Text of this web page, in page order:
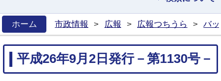
ホーム
市政情報 > 広報 > 広報つちうら > バ
平成26年9月2日発行－第1130号－